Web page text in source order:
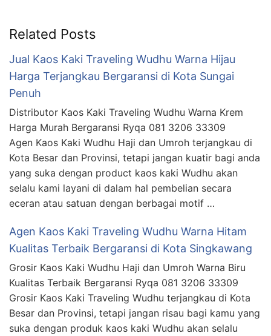
Related Posts
Jual Kaos Kaki Traveling Wudhu Warna Hijau
Harga Terjangkau Bergaransi di Kota Sungai
Penuh
Distributor Kaos Kaki Traveling Wudhu Warna Krem
Harga Murah Bergaransi Ryqa 081 3206 33309
Agen Kaos Kaki Wudhu Haji dan Umroh terjangkau di
Kota Besar dan Provinsi, tetapi jangan kuatir bagi anda
yang suka dengan product kaos kaki Wudhu akan
selalu kami layani di dalam hal pembelian secara
eceran atau satuan dengan berbagai motif …
Agen Kaos Kaki Traveling Wudhu Warna Hitam
Kualitas Terbaik Bergaransi di Kota Singkawang
Grosir Kaos Kaki Wudhu Haji dan Umroh Warna Biru
Kualitas Terbaik Bergaransi Ryqa 081 3206 33309
Grosir Kaos Kaki Traveling Wudhu terjangkau di Kota
Besar dan Provinsi, tetapi jangan risau bagi kamu yang
suka dengan produk kaos kaki Wudhu akan selalu